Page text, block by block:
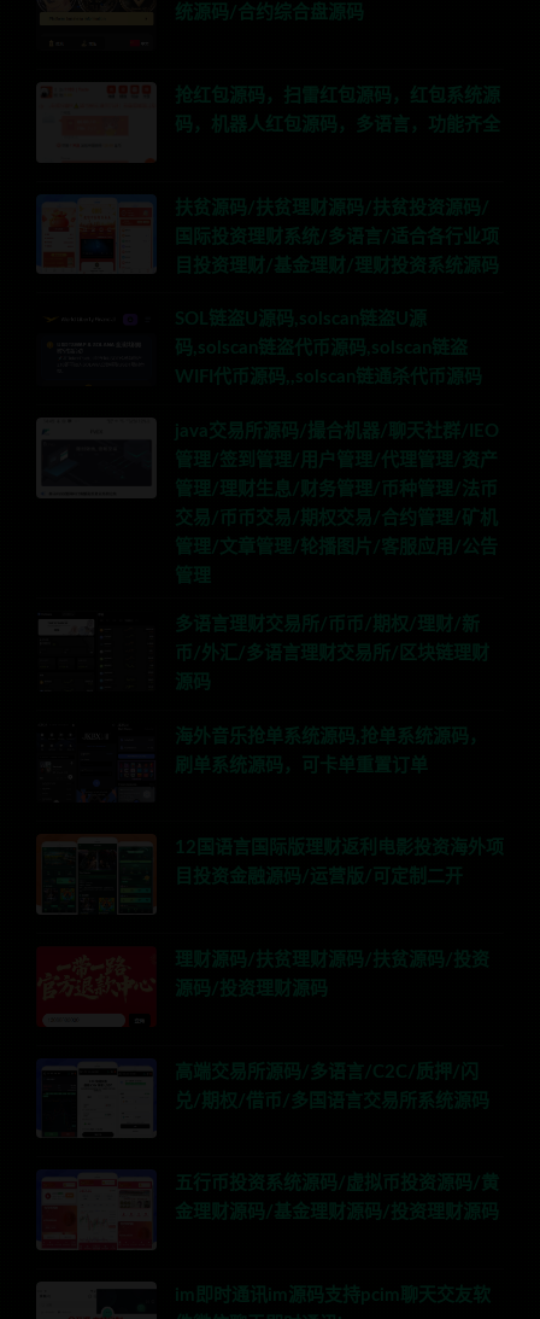
统源码/合约综合盘源码
抢红包源码，扫雷红包源码，红包系统源
码，机器人红包源码，多语言，功能齐全
扶贫源码/扶贫理财源码/扶贫投资源码/
国际投资理财系统/多语言/适合各行业项
目投资理财/基金理财/理财投资系统源码
SOL链盗U源码,solscan链盗U源
码,solscan链盗代币源码,solscan链盗
WIFI代币源码,,solscan链通杀代币源码
java交易所源码/撮合机器/聊天社群/IEO
管理/签到管理/用户管理/代理管理/资产
管理/理财生息/财务管理/币种管理/法币
交易/币币交易/期权交易/合约管理/矿机
管理/文章管理/轮播图片/客服应用/公告
管理
多语言理财交易所/币币/期权/理财/新
币/外汇/多语言理财交易所/区块链理财
源码
海外音乐抢单系统源码,抢单系统源码，
刷单系统源码，可卡单重置订单
12国语言国际版理财返利电影投资海外项
目投资金融源码/运营版/可定制二开
理财源码/扶贫理财源码/扶贫源码/投资
源码/投资理财源码
高端交易所源码/多语言/C2C/质押/闪
兑/期权/借币/多国语言交易所系统源码
五行币投资系统源码/虚拟币投资源码/黄
金理财源码/基金理财源码/投资理财源码
im即时通讯im源码支持pcim聊天交友软